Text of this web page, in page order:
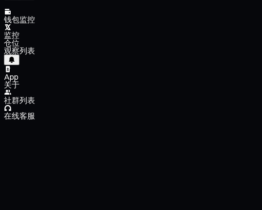
钱包监控
监控
仓位
观察列表
App
关于
社群列表
在线客服